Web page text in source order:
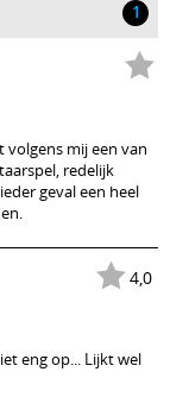
1
volgens mij een van
redelijk
geval een heel
4,0
eng op... Lijkt wel